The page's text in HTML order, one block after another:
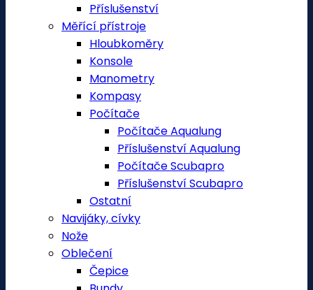
Příslušenství
Měřící přístroje
Hloubkoměry
Konsole
Manometry
Kompasy
Počítače
Počítače Aqualung
Příslušenství Aqualung
Počítače Scubapro
Příslušenství Scubapro
Ostatní
Navijáky, cívky
Nože
Oblečení
Čepice